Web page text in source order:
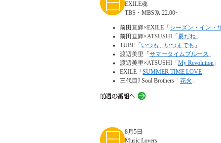
EXILE魂
TBS・MBS系 22:00~
前田亘輝×EXILE「 シーズン・イン・
前田亘輝×ATSUSHI「 夏だね 」
TUBE「 いつも、いつまでも 」
渡辺美里「 サマータイムブルース 」
渡辺美里×ATSUSHI「 My Revolution 」
EXILE「 SUMMER TIME LOVE 」
三代目J Soul Brothers「 花火 」
8月5日
Music Lovers